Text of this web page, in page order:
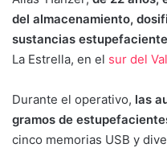
del almacenamiento,
sustancias
La Estrella, en el sur del
Durante el operativo, las
gramos de
cinco memorias USB y